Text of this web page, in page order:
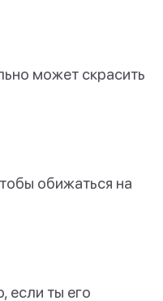
может скрасить
обижаться на
если ты его